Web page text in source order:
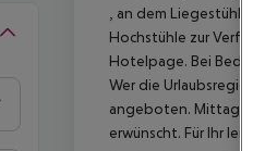
, an dem
Hochstühle zur
Hotelpage. Bei
Wer die
angeboten. Mittag-
erwünscht. Für Ihr